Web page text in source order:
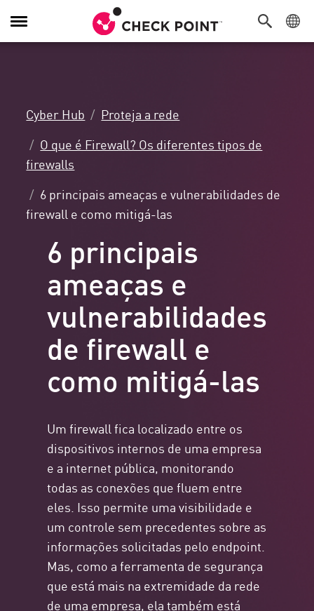
Alternar
navegação
Cyber Hub
Proteja a rede
O que é Firewall? Os diferentes tipos de
firewalls
6 principais ameaças e vulnerabilidades de
firewall e como mitigá-las
6 principais
ameaças e
vulnerabilidades
de firewall e
como mitigá-las
Um firewall fica localizado entre os
dispositivos internos de uma empresa
e a internet pública, monitorando
todas as conexões que fluem entre
eles. Isso permite uma visibilidade e
um controle sem precedentes sobre as
informações solicitadas pelo endpoint.
Mas, como a ferramenta de segurança
que está mais na extremidade da rede
de uma empresa, ela também está